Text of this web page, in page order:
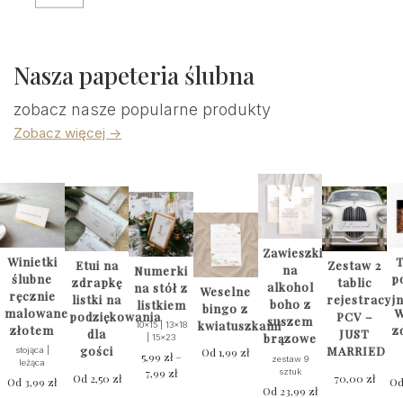
Nasza papeteria ślubna
zobacz nasze popularne produkty
Zobacz więcej ->
Winietki
ślubne
ręcznie
malowane
złotem
stojąca |
leżąca
Od 3,99zł
Etui na
zdrapkę
listki na
podziękowania
dla
gości
Od 2,50 zł
Numerki
na stół z
listkiem
10x15 | 13x18
| 15x23
5,99 zł –
7,99złZakres
Weselne
bingo z
kwiatuszkami
Od1,99zł
Zawieszki
na
alkohol
boho z
suszem
brązowe
zestaw 9
sztuk
Od 23,99zł
Zestaw 2
tablic
PCV –
JUST
MARRIED
70,00zł